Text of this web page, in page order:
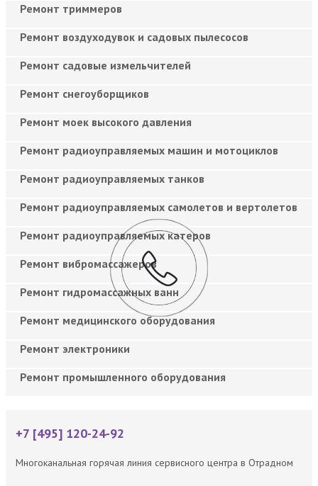
Ремонт триммеров
Ремонт воздуходувок и садовых пылесосов
Ремонт садовые измельчителей
Ремонт снегоуборщиков
Ремонт моек высокого давления
Ремонт радиоуправляемых машин и мотоциклов
Ремонт радиоуправляемых танков
Ремонт радиоуправляемых самолетов и вертолетов
Ремонт радиоуправляемых катеров
Ремонт вибромассажеров
Ремонт гидромассажных ванн
Ремонт медицинского оборудования
Ремонт электроники
Ремонт промышленного оборудования
+7 [495] 120-24-92
Многоканальная горячая линия сервисного центра в Отрадном